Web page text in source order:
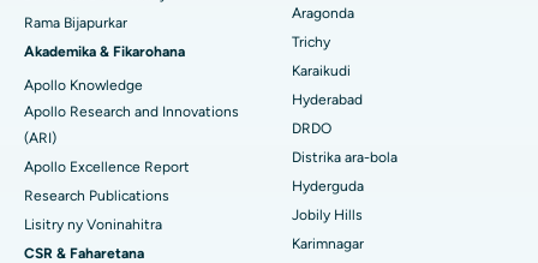
Mitadiava Psikology
Mitadiava mpandidy ankapobeny
Hopitaly tsara indrindra ao amin'ny Unit-15, Bhubaneswar
Hopitaly tsara indrindra ao amin'ny Seepat Road, Bilaspur
Hopitaly tsara indrindra ao Ellisbridge, Ahmedabad
Hopitaly tsara indrindra ao New Delhi
Hopitaly tsara indrindra ao amin'ny DRDO, Hyderabad
Brachytherapy
Colonoscopy
Polypectomy
Fampiroboroboana ny ati-doha
Rama Bijapurkar
Akademika & Fikarohana
Apollo Knowledge
Apollo Research and Innovations
(ARI)
Apollo Excellence Report
Research Publications
Lisitry ny Voninahitra
CSR & Faharetana
Aragonda
Trichy
Karaikudi
Hyderabad
DRDO
Distrika ara-bola
Hyderguda
Jobily Hills
Karimnagar